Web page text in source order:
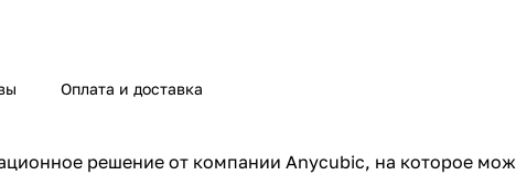
Оплата и доставка
решение от компании Anycubic, на которое